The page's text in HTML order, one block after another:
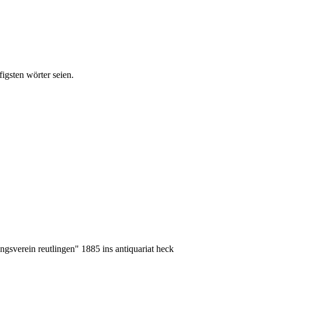
wörter seien.
reutlingen" 1885 ins antiquariat heck